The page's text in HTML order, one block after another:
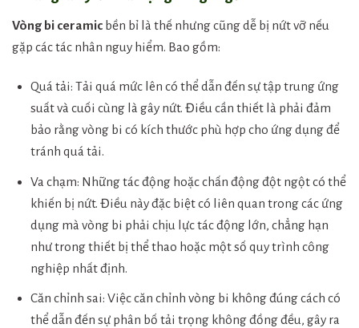
Vòng bi ceramic bền bỉ là thế nhưng cũng dễ bị nứt vỡ nếu
gặp các tác nhân nguy hiểm. Bao gồm:
Quá tải: Tải quá mức lên có thể dẫn đến sự tập trung ứng
suất và cuối cùng là gây nứt. Điều cần thiết là phải đảm
bảo rằng vòng bi có kích thước phù hợp cho ứng dụng để
tránh quá tải.
Va chạm: Những tác động hoặc chấn động đột ngột có thể
khiến bị nứt. Điều này đặc biệt có liên quan trong các ứng
dụng mà vòng bi phải chịu lực tác động lớn, chẳng hạn
như trong thiết bị thể thao hoặc một số quy trình công
nghiệp nhất định.
Căn chỉnh sai: Việc căn chỉnh vòng bi không đúng cách có
thể dẫn đến sự phân bố tải trọng không đồng đều, gây ra